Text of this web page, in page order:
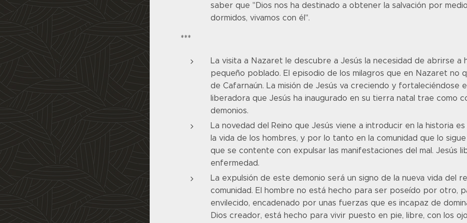
saber que "Dios nos ha destinado a obtener la salvación por
dormidos, vivamos con él".
***
La visita a Nazaret le descubre a Jesús la necesidad de abrirse a
pequeño poblado. El episodio de los milagros que en Nazaret no
de Cafarnaún. La misión de Jesús va creciendo y fortaleciéndose
liberadora que Jesús ha inaugurado en su tierra natal trae como
demonios.
La novedad del Reino que Jesús viene a introducir en la historia
la vida de los hombres, y por lo tanto en la comunidad que lo
que se contente con expulsar las manifestaciones del mal. Jesús
enfermedad.
La expulsión de este demonio será un signo de la nueva vida del
comunidad. El hombre no está hecho para ser poseído por otro,
envilecido, encadenado por unas fuerzas que es incapaz de
Dios creador, está hecho para vivir puesto en pie, libre, con los